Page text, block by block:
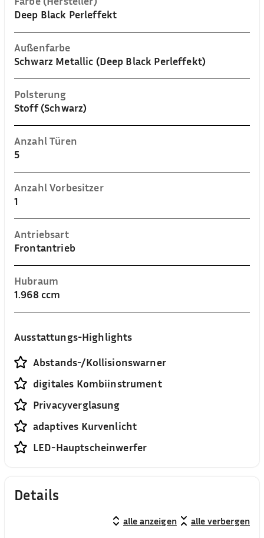
Deep Black Perleffekt
Außenfarbe
Schwarz Metallic (Deep Black Perleffekt)
Polsterung
Stoff (Schwarz)
Anzahl Türen
5
Anzahl Vorbesitzer
1
Antriebsart
Frontantrieb
Hubraum
1.968 ccm
Ausstattungs-Highlights
Abstands-/Kollisionswarner
digitales Kombiinstrument
Privacyverglasung
adaptives Kurvenlicht
LED-Hauptscheinwerfer
Details
alle anzeigen alle verbergen